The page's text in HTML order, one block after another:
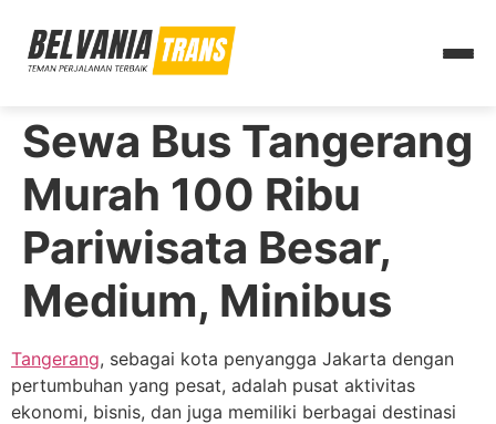
Sewa Bus Tangerang
Murah 100 Ribu
Pariwisata Besar,
Medium, Minibus
Tangerang, sebagai kota penyangga Jakarta dengan
pertumbuhan yang pesat, adalah pusat aktivitas
ekonomi, bisnis, dan juga memiliki berbagai destinasi